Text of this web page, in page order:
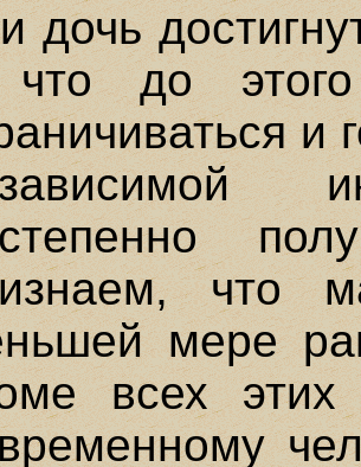
дочь
до
и
что
мере
всех